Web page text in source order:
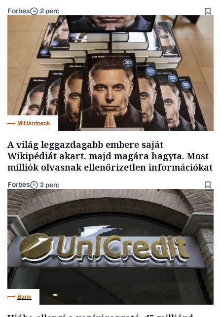
Forbes 2 perc
Milliárdosok
A világ leggazdagabb embere saját
Wikipédiát akart, majd magára hagyta. Most
milliók olvasnak ellenőrizetlen információkat
Forbes 2 perc
Bank